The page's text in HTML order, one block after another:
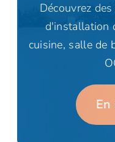
Découvrez
d'installation
cuisine, salle de